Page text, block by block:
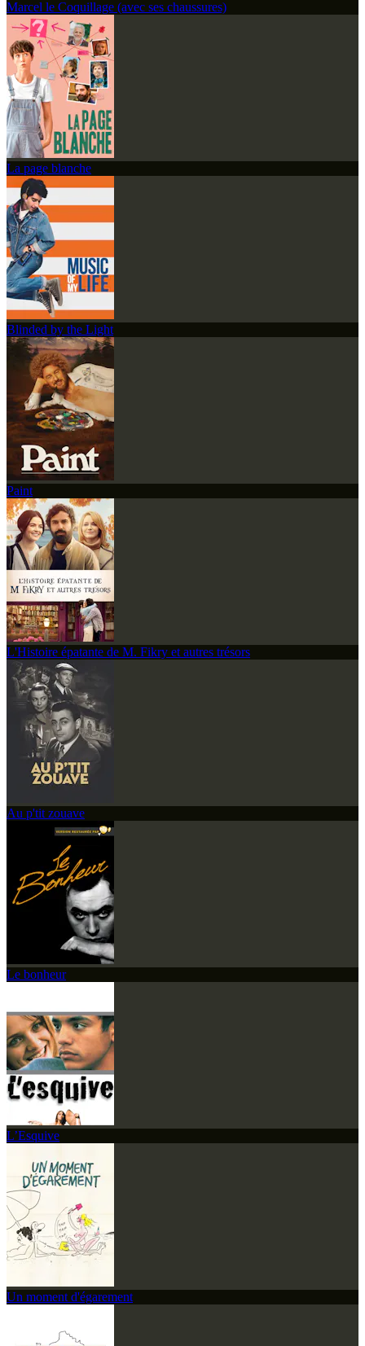
Marcel le Coquillage (avec ses chaussures)
La page blanche
Blinded by the Light
Paint
L'Histoire épatante de M. Fikry et autres trésors
Au p'tit zouave
Le bonheur
L’Esquive
Un moment d'égarement